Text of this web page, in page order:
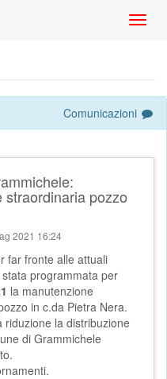
Comunicazioni
straordinaria pozzo
2021 16:24
far fronte alle attuali
programmata per
la manutenzione
in c.da Pietra Nera.
riduzione la distribuzione
di Grammichele